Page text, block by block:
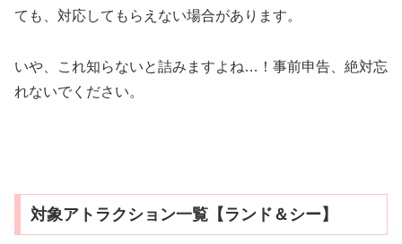
ても、対応してもらえない場合があります。
いや、これ知らないと詰みますよね…！事前申告、絶対忘
れないでください。
対象アトラクション一覧【ランド＆シー】